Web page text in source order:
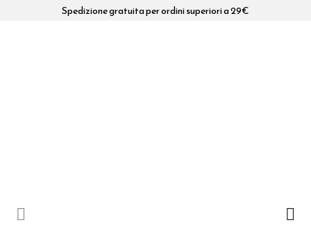
Spedizione gratuita per ordini superiori a 29€